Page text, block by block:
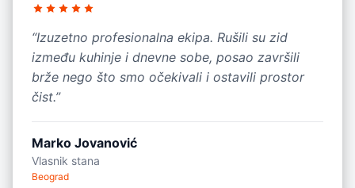
“Izuzetno profesionalna ekipa. Rušili su zid
između kuhinje i dnevne sobe, posao završili
brže nego što smo očekivali i ostavili prostor
čist.”
Marko Jovanović
Vlasnik stana
Beograd